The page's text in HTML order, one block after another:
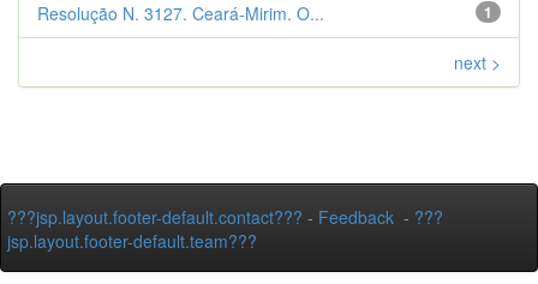
1
Resolução N. 3127. Ceará-Mirim. O...
next >
???jsp.layout.footer-default.contact??? - Feedback - ???
jsp.layout.footer-default.team???